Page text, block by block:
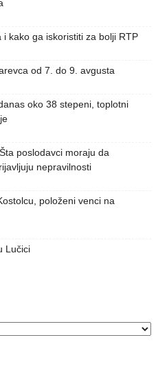
kako ga iskoristiti za bolji RTP
od 7. do 9. avgusta
oko 38 stepeni, toplotni
poslodavci moraju da
nepravilnosti
položeni venci na
Lučici